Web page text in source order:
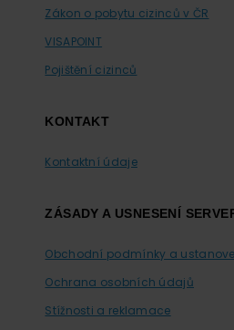
Zákon o pobytu cizinců v ČR
VISAPOINT
Pojištění cizinců
KONTAKT
Kontaktní údaje
ZÁSADY A USNESENÍ
Obchodní podmínky a
Ochrana osobních údajů
Stížnosti a reklamace